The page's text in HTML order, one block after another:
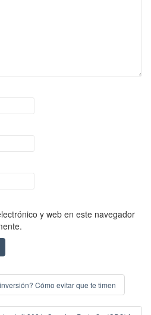
y web en este navegador
Cómo evitar que te timen